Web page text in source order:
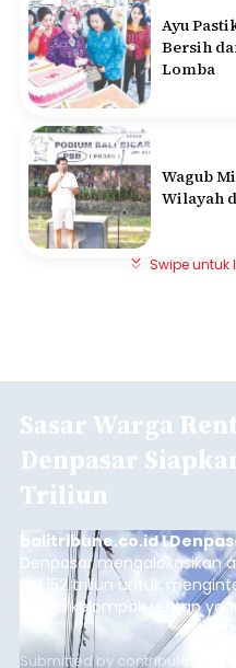
Ayu
Bersih
Lomba
Wagub
Wilayah
Swipe
Sasar Warga
Denpasar
Triliun
balitribune.co.id I
Denpasar mengalokasikan
Rp1,152 triliun untuk
warga kelompok rentan
garis kemiskinan. Langkah
guna menjaga masyarakat
Submitted by contributor